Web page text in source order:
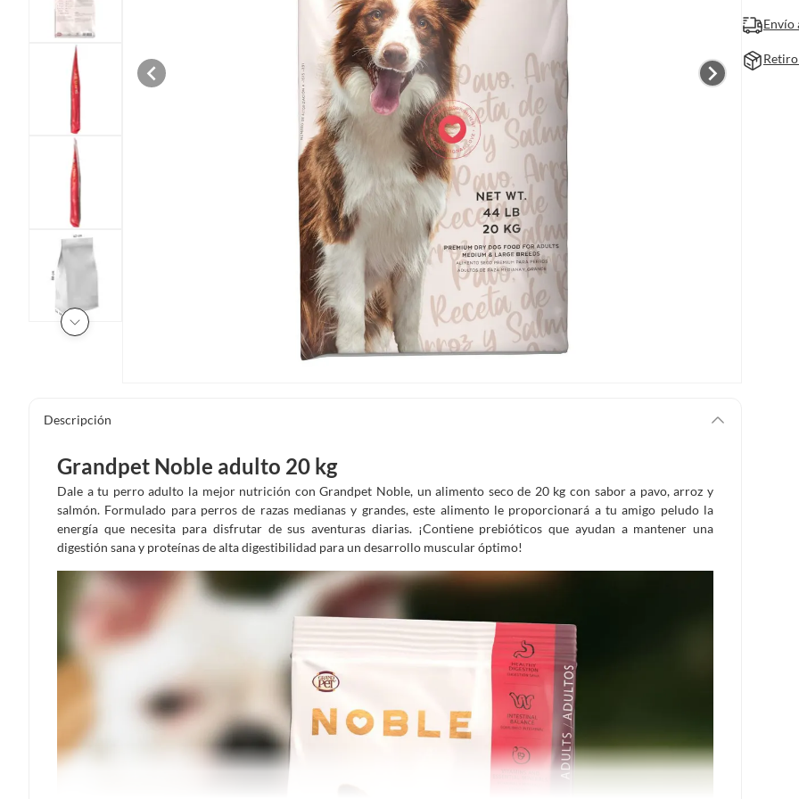
Descripción
Grandpet Noble adulto 20 kg
Dale a tu perro adulto la mejor nutrición con Grandpet Noble, un alimento seco de 20 kg con sabor a pavo, arroz y
salmón. Formulado para perros de razas medianas y grandes, este alimento le proporcionará a tu amigo peludo la
energía que necesita para disfrutar de sus aventuras diarias. ¡Contiene prebióticos que ayudan a mantener una
digestión sana y proteínas de alta digestibilidad para un desarrollo muscular óptimo!
Envío